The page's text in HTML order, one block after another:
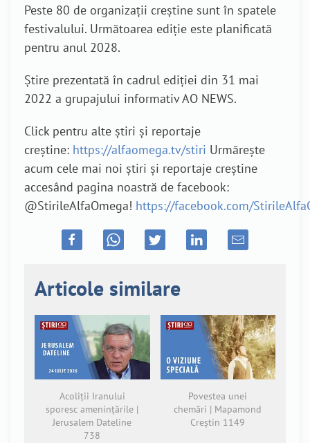
Peste 80 de organizații creștine sunt în spatele
festivalului. Următoarea ediție este planificată
pentru anul 2028.
Știre prezentată în cadrul ediției din 31 mai
2022 a grupajului informativ AO NEWS.
Click pentru alte știri și reportaje
creștine: https://alfaomega.tv/stiri Urmărește
acum cele mai noi știri și reportaje creștine
accesând pagina noastră de facebook:
@StirileAlfaOmega! https://facebook.com/
Articole similare
Acoliții Iranului
sporesc amenințările |
Jerusalem Dateline
738
Povestea unei
chemări | Mapamond
Creștin 1149